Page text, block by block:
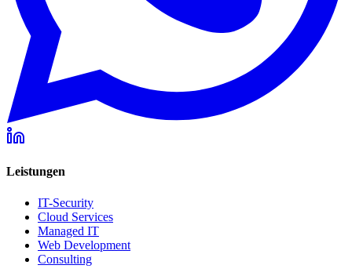
Leistungen
IT-Security
Cloud Services
Managed IT
Web Development
Consulting